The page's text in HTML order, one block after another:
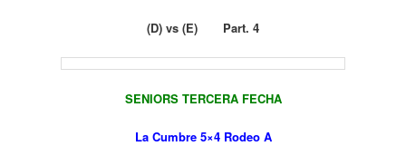
(D) vs (E) Part. 4
SENIORS TERCERA FECHA
La Cumbre 5×4 Rodeo A